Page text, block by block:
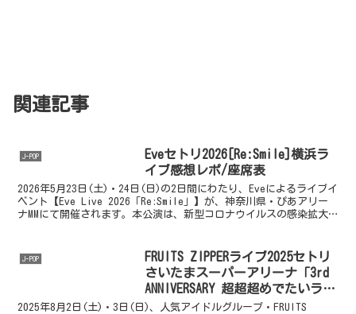
関連記事
J-POP
Eveセトリ2026[Re:Smile]横浜ラ
イブ感想レポ/座席表
2026年5月23日(土)・24日(日)の2日間にわたり、Eveによるライブイ
ベント【Eve Live 2026「Re:Smile」】が、神奈川県・ぴあアリー
ナMMにて開催されます。本公演は、新型コロナウイルスの感染拡大
J-POP
FRUITS ZIPPERライブ2025セトリ
さいたまスーパーアリーナ「3rd
ANNIVERSARY 超超超めでたいライ
ブ -さん-」座席表
2025年8月2日(土)・3日(日)、人気アイドルグループ・FRUITS